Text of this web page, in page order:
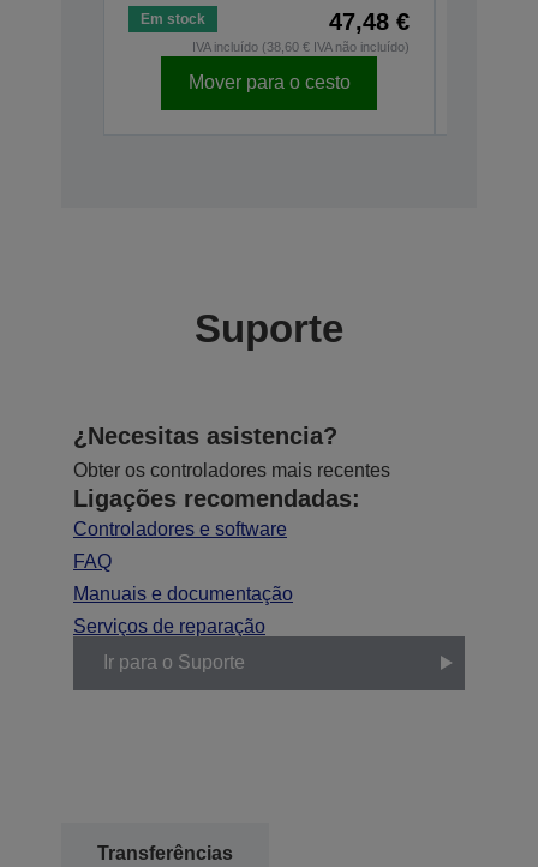
Em stock 47,48 €
IVA incluído (38,60 € IVA não incluído)
Mover para o cesto
Suporte
¿Necesitas asistencia?
Obter os controladores mais recentes
Ligações recomendadas:
Controladores e software
FAQ
Manuais e documentação
Serviços de reparação
Ir para o Suporte
Transferências